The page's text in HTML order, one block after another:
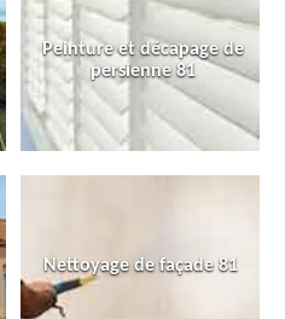
Peinture et décapage de
persienne 81
Nettoyage de façade 81